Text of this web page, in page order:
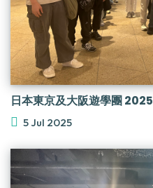
日本東京及大阪遊學團 2025
5 Jul 2025